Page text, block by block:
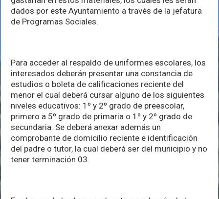
dados por este Ayuntamiento a través de la jefatura
de Programas Sociales.
Para acceder al respaldo de uniformes escolares, los
interesados deberán presentar una constancia de
estudios o boleta de calificaciones reciente del
menor el cual deberá cursar alguno de los siguientes
niveles educativos: 1º y 2º grado de preescolar,
primero a 5º grado de primaria o 1º y 2º grado de
secundaria. Se deberá anexar además un
comprobante de domicilio reciente e identificación
del padre o tutor, la cual deberá ser del municipio y no
tener terminación 03.